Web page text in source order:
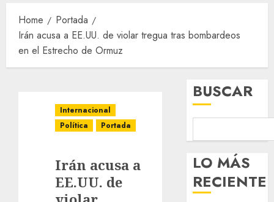
Home
Portada
Irán acusa a EE.UU. de violar tregua tras bombardeos
en el Estrecho de Ormuz
Internacional
Política
Portada
Irán acusa a
EE.UU. de
BUSCAR
LO MÁS
RECIENTE